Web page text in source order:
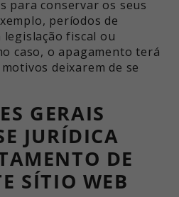
para conservar os seus
períodos de
fiscal ou
caso, o apagamento terá
deixarem de se
GERAIS
JURÍDICA
DE
SÍTIO WEB